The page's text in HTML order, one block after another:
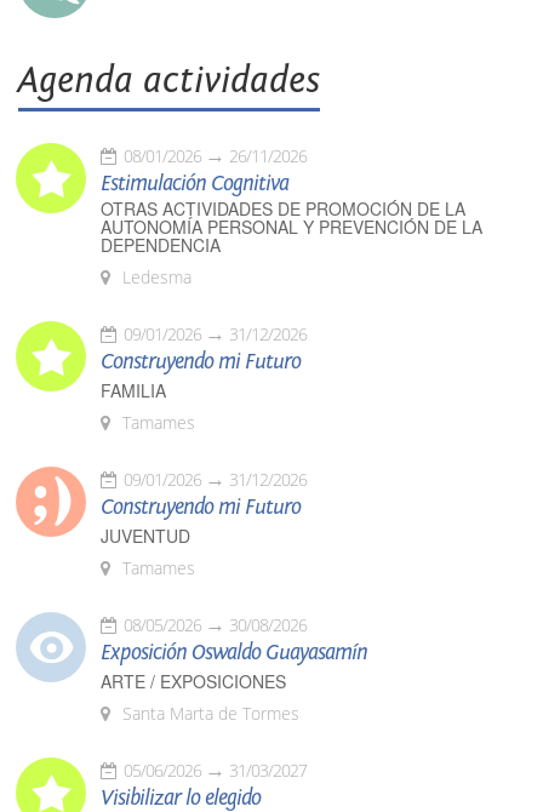
Agenda actividades
08/01/2026 26/11/2026
Estimulación Cognitiva
OTRAS ACTIVIDADES DE PROMOCIÓN DE LA
AUTONOMÍA PERSONAL Y PREVENCIÓN DE LA
DEPENDENCIA
Ledesma
09/01/2026 31/12/2026
Construyendo mi Futuro
FAMILIA
Tamames
09/01/2026 31/12/2026
Construyendo mi Futuro
JUVENTUD
Tamames
08/05/2026 30/08/2026
Exposición Oswaldo Guayasamín
ARTE / EXPOSICIONES
Santa Marta de Tormes
05/06/2026 31/03/2027
Visibilizar lo elegido